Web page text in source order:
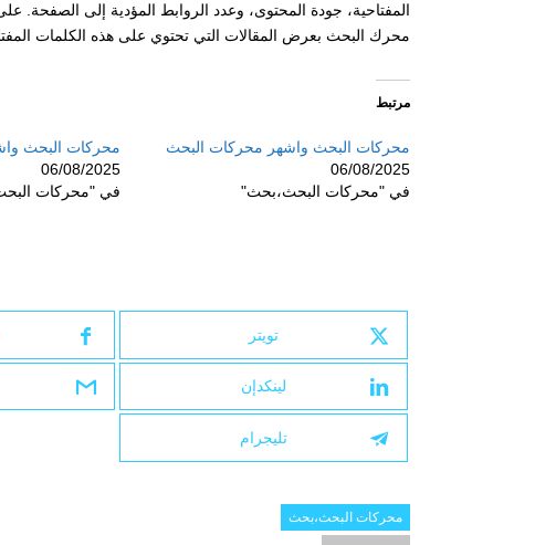
المفتاحية، جودة المحتوى، وعدد الروابط المؤدية إلى
محرك البحث بعرض المقالات التي تحتوي على هذه الكلمات
مرتبط
محركات البحث واشهر محركات البحث
06/08/2025
في "محركات البحث،بحث"
محركات البحث
06/08/2025
في "محركات
تويتر
لينكدإن
تليجرام
محركات البحث،بحث